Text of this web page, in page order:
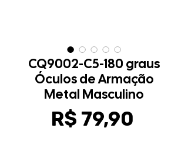
CQ9002-C5-180 graus
Óculos de Armação
Metal Masculino
R$ 79,90